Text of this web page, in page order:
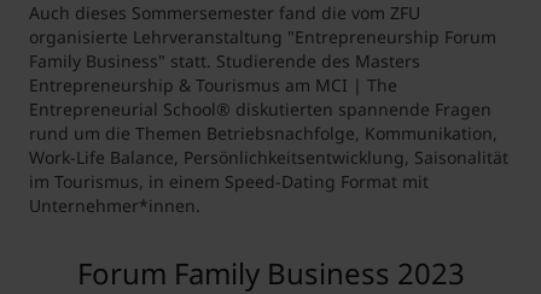
Auch dieses Sommersemester fand die vom ZFU
organisierte Lehrveranstaltung "Entrepreneurship Forum
Family Business" statt. Studierende des Masters
Entrepreneurship & Tourismus am MCI | The
Entrepreneurial School® diskutierten spannende Fragen
rund um die Themen Betriebsnachfolge, Kommunikation,
Work-Life Balance, Persönlichkeitsentwicklung, Saisonalität
im Tourismus, in einem Speed-Dating Format mit
Unternehmer*innen.
Forum Family Business 2023